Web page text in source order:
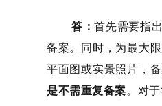
答：首先需要指出
备案。同时，为最大
平面图或实景照片 ，
是不需重复备案。 对于